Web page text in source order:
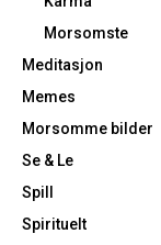
Morsomste
Meditasjon
Memes
Morsomme bilder
Se & Le
Spill
Spirituelt